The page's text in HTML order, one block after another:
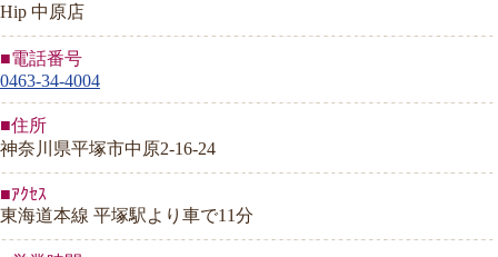
Hip 中原店
■電話番号
0463-34-4004
■住所
神奈川県平塚市中原2-16-24
■ｱｸｾｽ
東海道本線 平塚駅より車で11分